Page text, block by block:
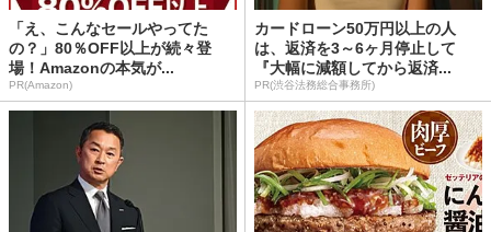
「え、こんなセールやってた
の？」80％OFF以上が続々登
場！Amazonの本気が...
PR(Amazon)
カードローン50万円以上の人
は、返済を3～6ヶ月停止して
『大幅に減額してから返済...
PR(渋谷法務総合事務所)